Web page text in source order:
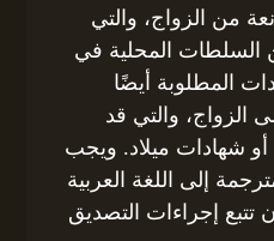
من الزواج، والتي
السلطات المحلية في
المطلوبة أيضًا
الزواج، والتي قد
شهادات ميلاد. ويجب
إلى اللغة العربية
تتبع إجراءات التصديق